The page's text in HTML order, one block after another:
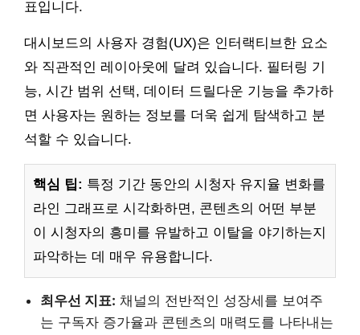
표입니다.
대시보드의 사용자 경험(UX)은 인터랙티브한 요소
와 직관적인 레이아웃에 달려 있습니다. 필터링 기
능, 시간 범위 선택, 데이터 드릴다운 기능을 추가하
면 사용자는 원하는 정보를 더욱 쉽게 탐색하고 분
석할 수 있습니다.
핵심 팁: 특정 기간 동안의 시청자 유지율 변화를
라인 그래프로 시각화하면, 콘텐츠의 어떤 부분
이 시청자의 흥미를 유발하고 이탈을 야기하는지
파악하는 데 매우 유용합니다.
최우선 지표: 채널의 전반적인 성장세를 보여주
는 구독자 증가율과 콘텐츠의 매력도를 나타내는